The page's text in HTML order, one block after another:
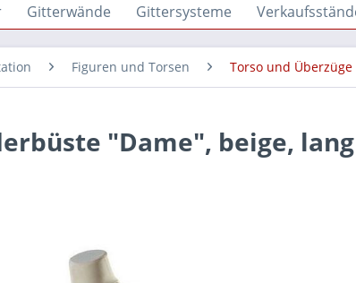
Gitterwände Gittersysteme
Figuren und Torsen Torso und
"Dame", beige, lang